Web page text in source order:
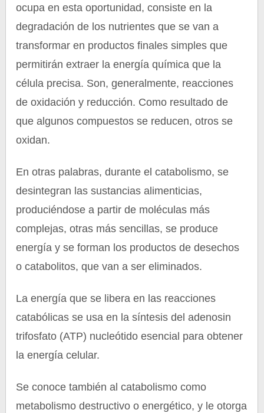
ocupa en esta oportunidad, consiste en la
degradación de los nutrientes que se van a
transformar en productos finales simples que
permitirán extraer la energía química que la
célula precisa. Son, generalmente, reacciones
de oxidación y reducción. Como resultado de
que algunos compuestos se reducen, otros se
oxidan.
En otras palabras, durante el catabolismo, se
desintegran las sustancias alimenticias,
produciéndose a partir de moléculas más
complejas, otras más sencillas, se produce
energía y se forman los productos de desechos
o catabolitos, que van a ser eliminados.
La energía que se libera en las reacciones
catabólicas se usa en la síntesis del adenosin
trifosfato (ATP) nucleótido esencial para obtener
la energía celular.
Se conoce también al catabolismo como
metabolismo destructivo o energético, y le otorga